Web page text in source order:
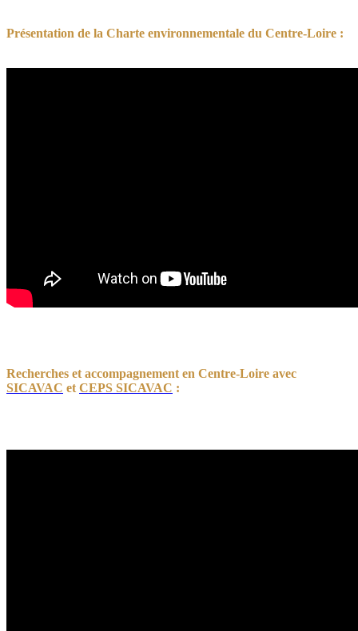
Présentation de la Charte environnementale du Centre-Loire :
Recherches et accompagnement en Centre-Loire avec
SICAVAC et CEPS SICAVAC :